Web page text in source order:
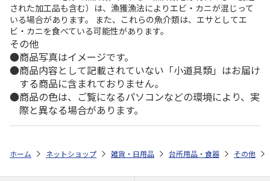
された加工品も含む）は、漁獲漁法によりエビ・カニが混じって
いる場合があります。 また、これらの魚介類は、エサとしてエ
ビ・カニを食べている可能性があります。
その他
商品写真はイメージです。
商品内容として記載されていない「小道具類」はお届け
する商品に含まれておりません。
商品の色は、ご覧になるパソコンなどの環境により、実
際と異なる場合があります。
ホーム ネットショップ 雑貨・日用品 台所用品・食器 その他